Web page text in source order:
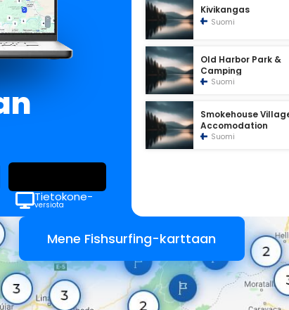
Tietokone-
versiota
Kivikangas
Suomi
Old Harbor Park &
Camping
Suomi
Smokehouse
Accomodation
Suomi
Mene Fishsurfing-karttaan